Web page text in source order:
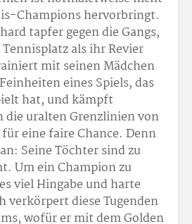
Champions hervorbringt.
tapfer gegen die Gangs,
als ihr Revier
mit seinen Mädchen
eines Spiels, das
hat, und kämpft
die uralten Grenzlinien von
für eine faire Chance. Denn
Seine Töchter sind zu
Um ein Champion zu
viel Hingabe und harte
verkörpert diese Tugenden
wofür er mit dem Golden